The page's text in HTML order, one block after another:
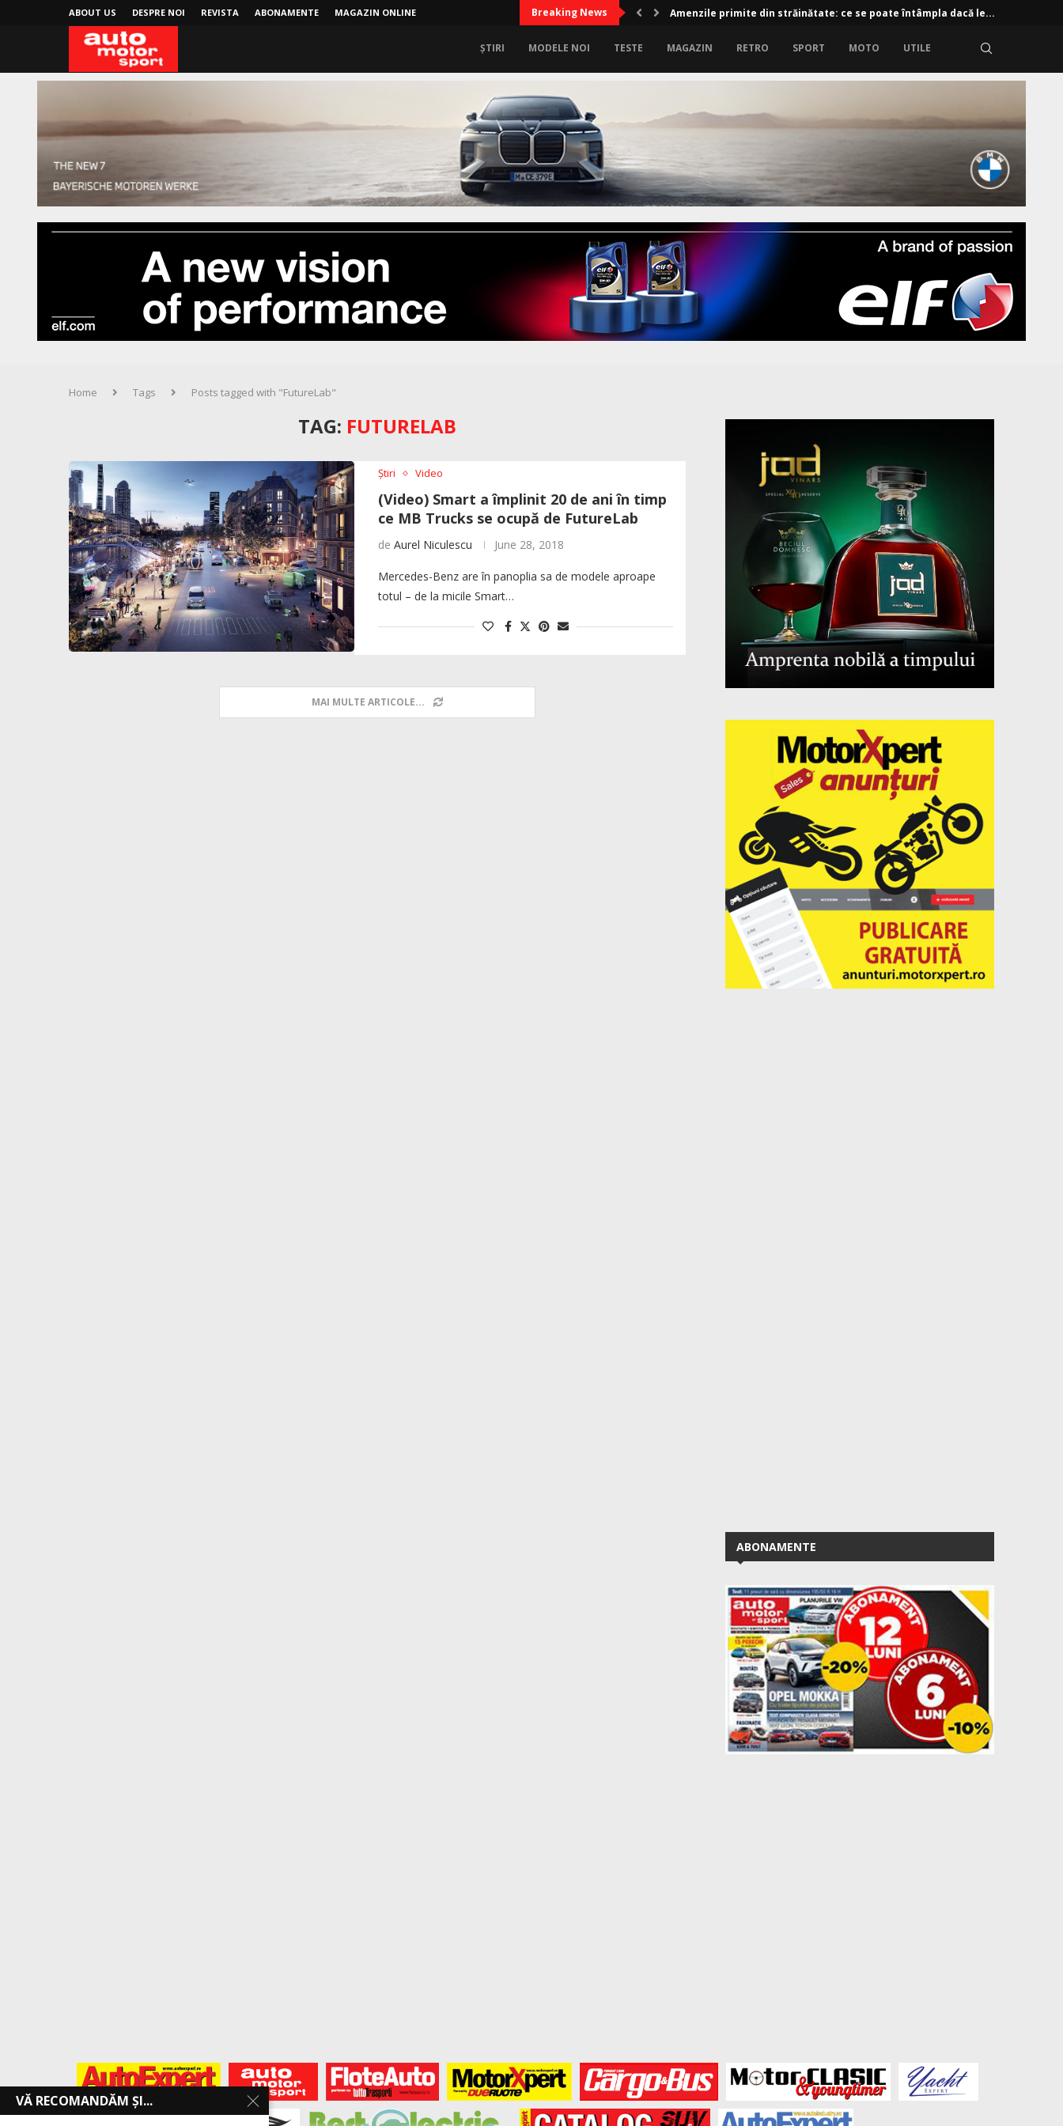
ABOUT US DESPRE NOI REVISTA ABONAMENTE MAGAZIN ONLINE Breaking News Amenzile primite din străinătate: ce se poate întâmpla dacă le...
ȘTIRI MODELE NOI TESTE MAGAZIN RETRO SPORT MOTO UTILE
Home Tags Posts tagged with "FutureLab"
TAG: FUTURELAB
Știri Video
(Video) Smart a împlinit 20 de ani în timp
ce MB Trucks se ocupă de FutureLab
de Aurel Niculescu June 28, 2018
Mercedes-Benz are în panoplia sa de modele aproape
totul – de la micile Smart…
MAI MULTE ARTICOLE...
ABONAMENTE
VĂ RECOMANDĂM ȘI...